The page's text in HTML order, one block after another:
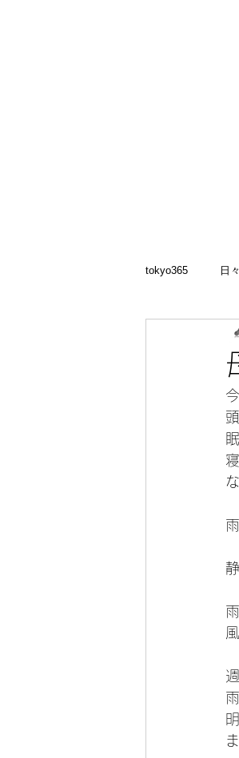
tokyo365 日
今宵の一冊